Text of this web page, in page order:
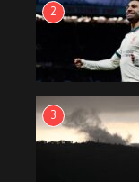
2
3